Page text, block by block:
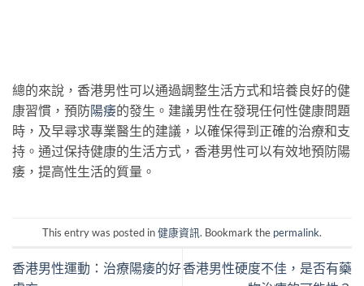
總的來說，香港男性可以通過調整生活方式和培養良好的健
康習慣，預防陽痿的發生。建議男性在發現任何性健康問題
時，及早尋求專業醫生的建議，以確保得到正確的治療和支
持。通过保持健康的生活方式，香港男性可以有效地預防陽
痿，提高性生活的質量。
This entry was posted in健康資訊. Bookmark the permalink.
香港男性運動：治療陽痿的好香港男性硬度不佳，是否有藥